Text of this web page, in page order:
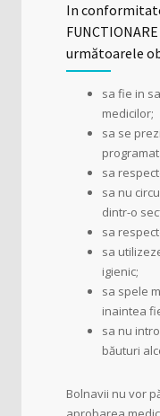
In conformitate
următoarele
sa fie in
medicilor;
sa se
sa
sa nu
dintr-o
sa
sa
igienic;
sa spele
inaintea
sa nu
băuturi
Bolnavii nu vor